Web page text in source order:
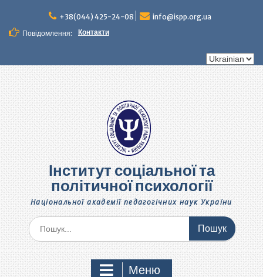
+38(044) 425-24-08
info@ispp.org.ua
Повідомлення:
Контакти
Інститут соціальної та
політичної психології
Національної академії педагогічних наук України
Меню